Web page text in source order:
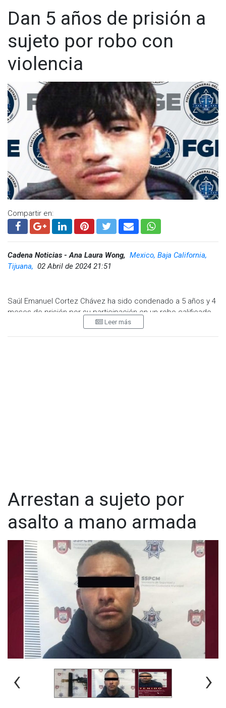
Dan 5 años de prisión a
sujeto por robo con
violencia
Compartir en:
Cadena Noticias - Ana Laura Wong, Mexico, Baja California,
Tijuana, 02 Abril de 2024 21:51
Saúl Emanuel Cortez Chávez ha sido condenado a 5 años y 4
meses de prisión por su participación en un robo calificado
con violencia, dictaminó la Fiscalía Regional de Tijuana.
Leer más
Arrestan a sujeto por
asalto a mano armada
‹ ›